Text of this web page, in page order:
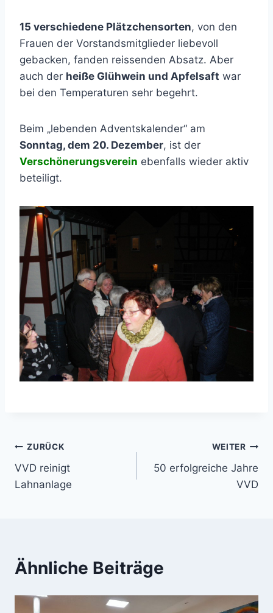
15 verschiedene Plätzchensorten, von den
Frauen der Vorstandsmitglieder liebevoll
gebacken, fanden reissenden Absatz. Aber
auch der heiße Glühwein und Apfelsaft war
bei den Temperaturen sehr begehrt.
Beim „lebenden Adventskalender“ am
Sonntag, dem 20. Dezember, ist der
Verschönerungsverein ebenfalls wieder aktiv
beteiligt.
Beitragsnavigation
ZURÜCK
VVD reinigt
Lahnanlage
WEITER
50 erfolgreiche Jahre
VVD
Ähnliche Beiträge